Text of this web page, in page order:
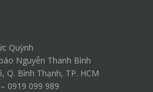
Quỳnh
Nguyễn Thanh Bình
Q. Bình Thạnh, TP. HCM
0919 099 989